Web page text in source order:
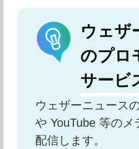
ウェザ
のプロ
サービ
ウェザーニュース
や YouTube 等のメ
配信します。